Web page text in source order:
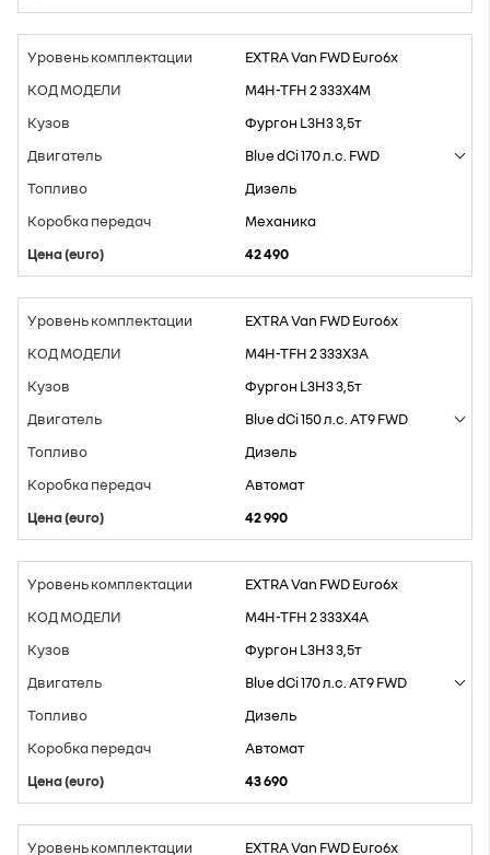
EXTRA Van FWD Euro6x
M4H-TFH 2 333X4M
Фургон L3H3 3,5т
Blue dCi 170 л.с. FWD
Дизель
Mеханика
42 490
EXTRA Van FWD Euro6x
M4H-TFH 2 333X3A
Фургон L3H3 3,5т
Blue dCi 150 л.с. AT9 FWD
Дизель
Aвтомат
42 990
EXTRA Van FWD Euro6x
M4H-TFH 2 333X4A
Фургон L3H3 3,5т
Blue dCi 170 л.с. AT9 FWD
Дизель
Aвтомат
43 690
EXTRA Van FWD Euro6x